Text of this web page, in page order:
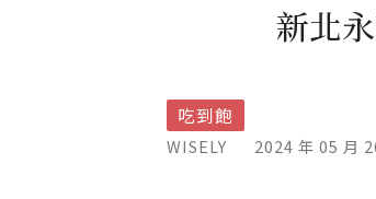
新北
吃到飽
WISELY 2024 年 05 月